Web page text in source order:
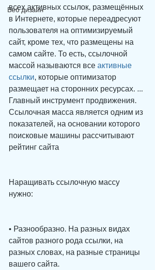
Веб дизайн
всех активных ссылок, размещённых
в Интернете, которые переадресуют
пользователя на оптимизируемый
сайт, кроме тех, что размещены на
самом сайте. То есть, ссылочной
массой называются все активные
ссылки, которые оптимизатор
размещает на сторонних ресурсах. ...
Главный инструмент продвижения.
Ссылочная масса является одним из
показателей, на основании которого
поисковые машины рассчитывают
рейтинг сайта
Наращивать ссылочную массу
нужно:
• Разнообразно. На разных видах
сайтов разного рода ссылки, на
разных словах, на разные страницы
вашего сайта.